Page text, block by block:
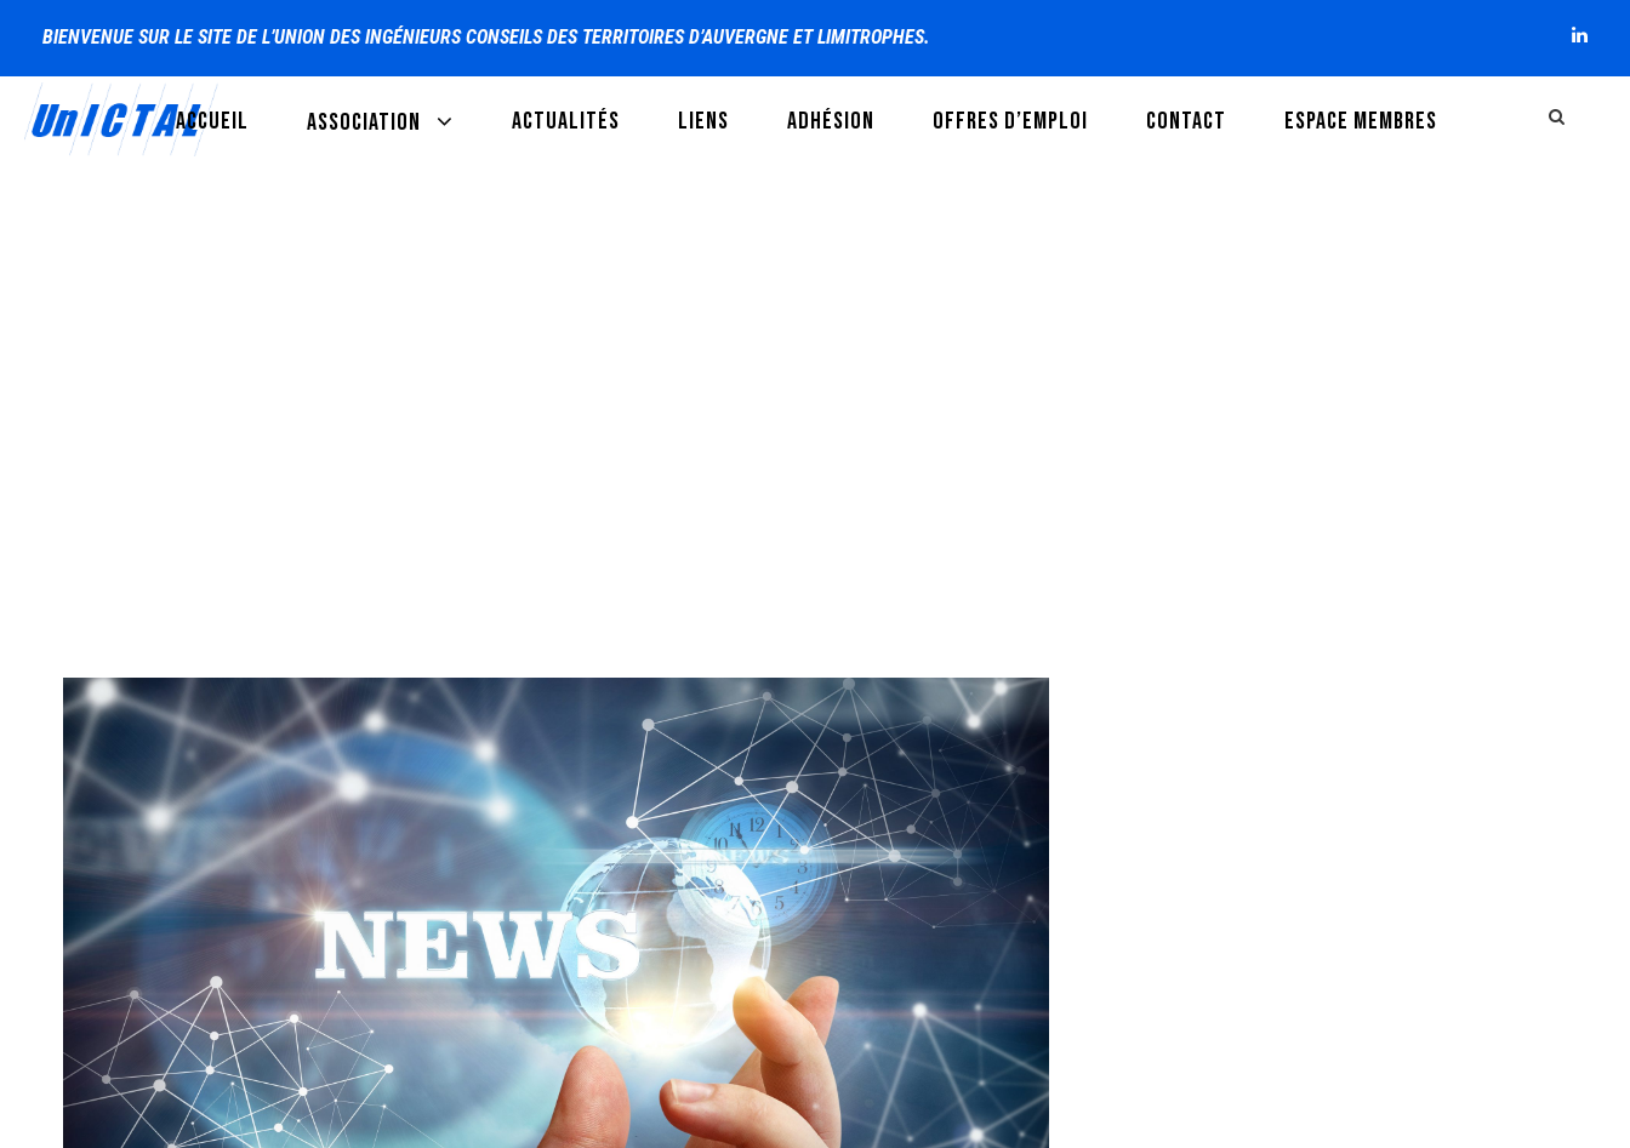
BIENVENUE SUR LE SITE DE L’UNION DES INGÉNIEURS CONSEILS DES TERRITOIRES D’AUVERGNE ET LIMITROPHES.
ACCUEIL ASSOCIATION ACTUALITÉS LIENS ADHÉSION OFFRES D’EMPLOI CONTACT ESPACE MEMBRES